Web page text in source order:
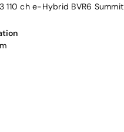
110 ch e-Hybrid BVR6 Summit